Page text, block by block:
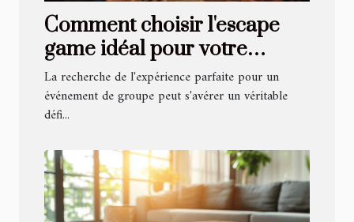
Comment choisir l'escape
game idéal pour votre
prochain événement de
groupe
La recherche de l'expérience parfaite pour un
événement de groupe peut s'avérer un véritable
défi...